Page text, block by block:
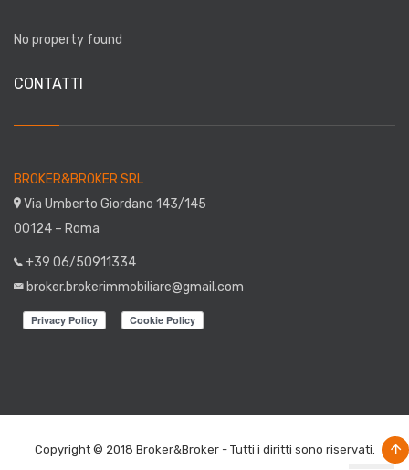
No property found
CONTATTI
BROKER&BROKER SRL
Via Umberto Giordano 143/145
00124 – Roma
+39 06/50911334
broker.brokerimmobiliare@gmail.com
Copyright © 2018 Broker&Broker - Tutti i diritti sono riservati.